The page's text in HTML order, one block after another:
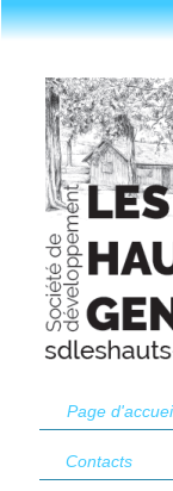
Contacts
Page